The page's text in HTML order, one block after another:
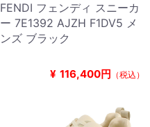
FENDI フェンディ スニーカ
ー 7E1392 AJZH F1DV5 メ
ンズ ブラック
¥ 116,400円 （税込）